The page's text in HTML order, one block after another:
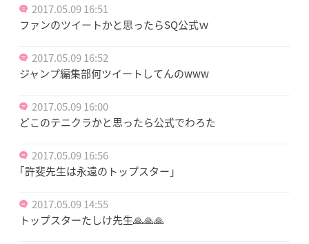
2017.05.09 16:51
ファンのツイートかと思ったらSQ公式ｗ
2017.05.09 16:52
ジャンプ編集部何ツイートしてんのwww
2017.05.09 16:00
どこのテニクラかと思ったら公式でわろた
2017.05.09 16:56
｢許斐先生は永遠のトップスター｣
2017.05.09 14:55
トップスターたしけ先生🙏🙏🙏